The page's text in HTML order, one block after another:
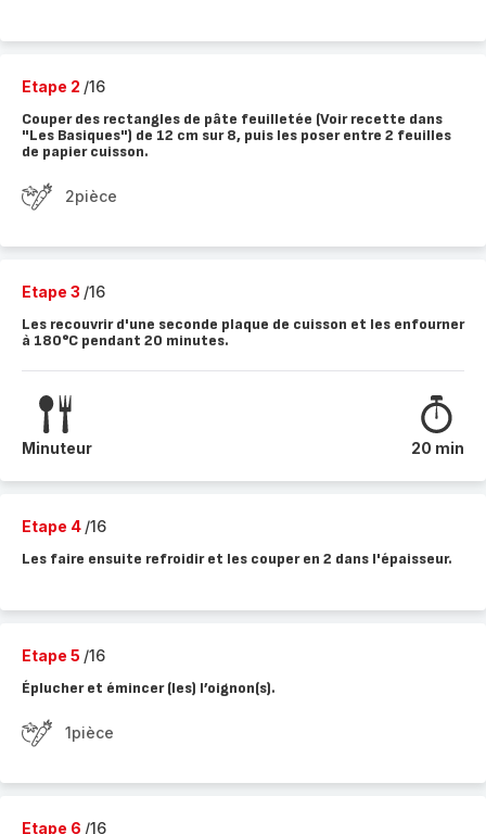
Etape 2 /16
Couper des rectangles de pâte feuilletée (Voir recette dans
"Les Basiques") de 12 cm sur 8, puis les poser entre 2 feuilles
de papier cuisson.
2pièce
Etape 3 /16
Les recouvrir d'une seconde plaque de cuisson et les enfourner
à 180°C pendant 20 minutes.
Minuteur 20 min
Etape 4 /16
Les faire ensuite refroidir et les couper en 2 dans l'épaisseur.
Etape 5 /16
Éplucher et émincer (les) l’oignon(s).
1pièce
Etape 6 /16